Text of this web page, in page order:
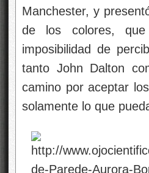
Manchester, y
de los colores,
imposibilidad de
tanto John Dalton
camino por aceptar
solamente lo que